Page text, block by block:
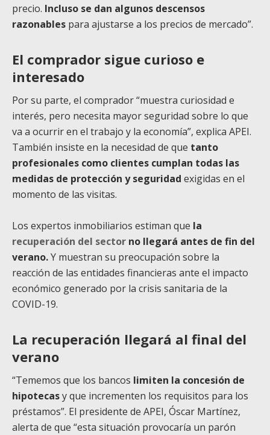
precio. Incluso se dan algunos descensos
razonables para ajustarse a los precios de mercado”.
El comprador sigue curioso e
interesado
Por su parte, el comprador “muestra curiosidad e
interés, pero necesita mayor seguridad sobre lo que
va a ocurrir en el trabajo y la economía”, explica APEI.
También insiste en la necesidad de que tanto
profesionales como clientes cumplan todas las
medidas de protección y seguridad exigidas en el
momento de las visitas.
Los expertos inmobiliarios estiman que la
recuperación del sector no llegará antes de fin del
verano.Y muestran su preocupación sobre la
reacción de las entidades financieras ante el impacto
económico generado por la crisis sanitaria de la
COVID-19.
La recuperación llegará al final del
verano
“Tememos que los bancos limiten la concesión de
hipotecasy que incrementen los requisitos para los
préstamos”. El presidente de APEI, Óscar Martínez,
alerta de que “esta situación provocaría un parón